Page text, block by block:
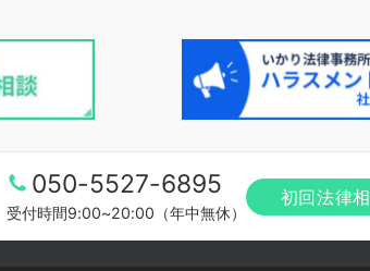
050-5527-6895
受付時間9:00~20:00（年中無休）
初回法律